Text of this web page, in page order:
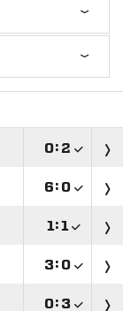
: 
: 
 :
: 
: 